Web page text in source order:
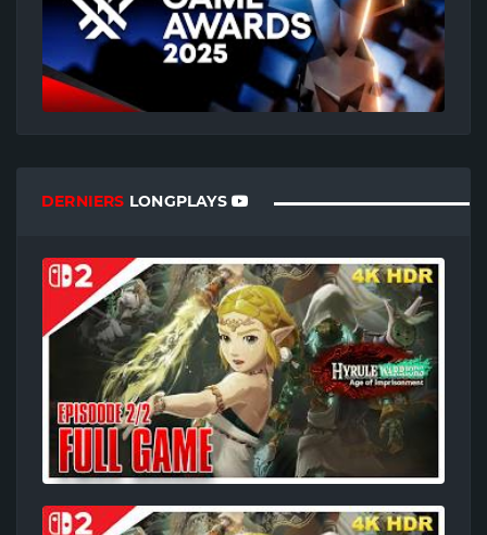
DERNIERS LONGPLAYS